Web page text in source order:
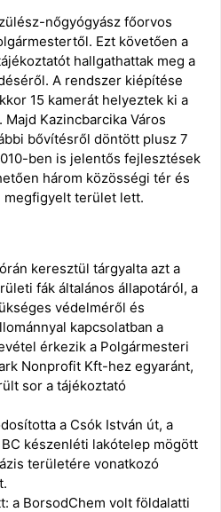
nőgyógyász főorvos
Ezt követően a
hallgathattak meg a
A rendszer kiépítése
15 kamerát helyeztek ki a
Kazincbarcika Város
bővítésről döntött plusz 7
ben is jelentős fejlesztések
három közösségi tér és
megfigyelt terület lett.
keresztül tárgyalta azt a
fák általános állapotáról, a
védelméről és
kapcsolatban a
érkezik a Polgármesteri
Nonprofit Kft-hez egyaránt,
sor a tájékoztató
a Csók István út, a
készenléti lakótelep mögött
területére vonatkozó
a BorsodChem volt földalatti